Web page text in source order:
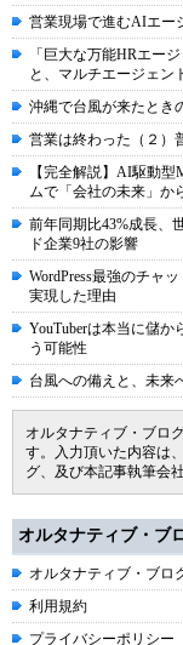
営業現場で進むAIエー
「巨大な万能HRエー
と、マルチエージェン
沖縄で台風が来たとき
営業は終わった（２）
【完全解説】AI駆動
ムで「会社の未来」か
前年同期比43%成長、
ド企業9社の影響
WordPress最強のチャ
実現した理由
YouTuberは本当に儲
う可能性
台風への備えと、未来
オルタナティブ・ブロ
す。入力頂いた内容は
グ、及び本記事執筆会
オルタナティブ・ブ
オルタナティブ・ブロ
利用規約
プライバシーポリシー